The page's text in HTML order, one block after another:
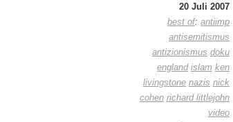
20 Juli 2007
best of: antiimp
antisemitismus
antizionismus doku
england islam ken
livingstone nazis nick
cohen richard littlejohn
video